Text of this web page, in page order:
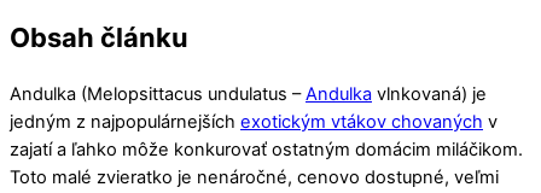
Obsah článku
Andulka (Melopsittacus undulatus –Andulka vlnkovaná) je
jedným z najpopulárnejších exotickým vtákov chovaných v
zajatí a ľahko môže konkurovať ostatným domácim miláčikom.
Toto malé zvieratko je nenáročné, cenovo dostupné, veľmi